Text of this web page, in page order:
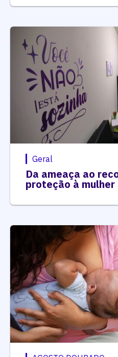
Geral
Da ameaça ao
proteção à mulher